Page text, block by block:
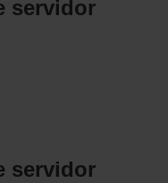
servidor
servidor